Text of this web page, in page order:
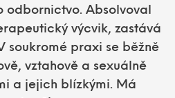
odbornictvo. Absolvoval
výcvik, zastává
soukromé praxi se běžně
vztahově a sexuálně
a jejich blízkými. Má